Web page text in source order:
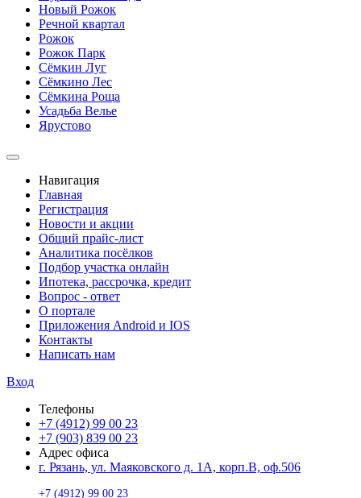
Новый Рожок
Речной квартал
Рожок
Рожок Парк
Сёмкин Луг
Сёмкино Лес
Сёмкина Роща
Усадьба Велье
Ярустово
Навигация
Главная
Регистрация
Новости и акции
Общий прайс-лист
Аналитика посёлков
Подбор участка онлайн
Ипотека, рассрочка, кредит
Вопрос - ответ
О портале
Приложения Android и IOS
Контакты
Написать нам
Вход
Телефоны
+7 (4912) 99 00 23
+7 (903) 839 00 23
Адрес офиса
г. Рязань, ул. Маяковского д. 1А, корп.В, оф.506
+7 (4912) 99 00 23